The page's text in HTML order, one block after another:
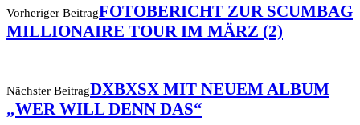
Vorheriger BeitragFOTOBERICHT ZUR SCUMBAG
MILLIONAIRE TOUR IM MÄRZ (2)
Nächster BeitragDXBXSX MIT NEUEM ALBUM
„WER WILL DENN DAS“